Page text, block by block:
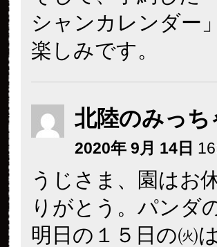
シャンカレンダー
楽しみです。
北陸のみっち
2020年 9月 14日
うじさま、園はお
りがとう。パンダ
明日の１５日の㈫